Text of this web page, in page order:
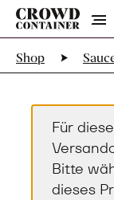
Menu
Shop
Für
Bitte
dieses